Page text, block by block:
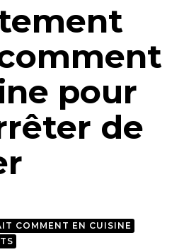
pour
de
COMMENT EN CUISINE